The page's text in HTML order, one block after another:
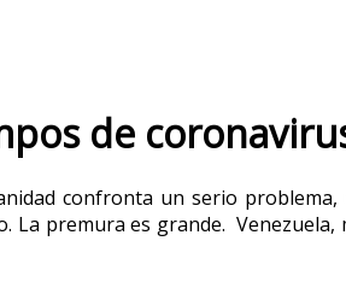
de
confronta un serio
premura es grande.